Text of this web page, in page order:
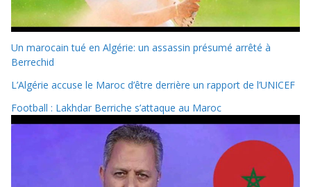
Un marocain tué en Algérie: un assassin présumé arrêté à
Berrechid
L’Algérie accuse le Maroc d’être derrière un rapport de l’UNICEF
Football : Lakhdar Berriche s’attaque au Maroc